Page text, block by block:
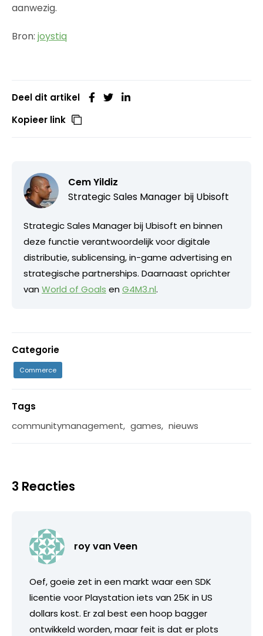
aanwezig.
Bron: joystiq
Deel dit artikel
Kopieer link
Cem Yildiz
Strategic Sales Manager bij Ubisoft
Strategic Sales Manager bij Ubisoft en binnen
deze functie verantwoordelijk voor digitale
distributie, sublicensing, in-game advertising en
strategische partnerships. Daarnaast oprichter
vanWorld of Goals enG4M3.nl.
Categorie
Commerce
Tags
communitymanagement, games, nieuws
3 Reacties
roy van Veen
Oef, goeie zet in een markt waar een SDK
licentie voor Playstation iets van 25K in US
dollars kost. Er zal best een hoop bagger
ontwikkeld worden, maar feit is dat er plots